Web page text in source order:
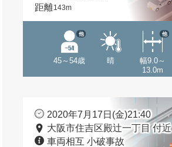
距離143m
45～54歳
他
晴
幅9.0～
13.0m
他
2020年7月17日(金)21:40
大阪市住吉区殿辻一丁目 付近
車両相互 小破事故